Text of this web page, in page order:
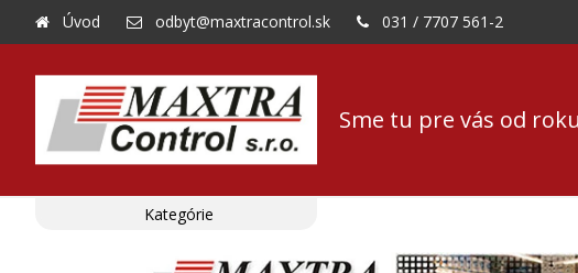
Sme tu pre vás od
Úvod odbyt@maxtracontrol.sk 031 / 7707 561-2
Kategórie